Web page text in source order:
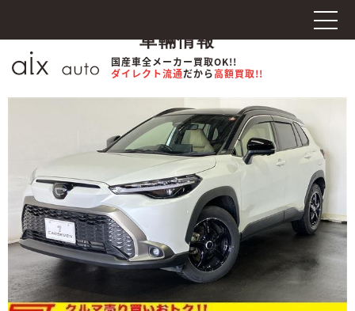
国産車全メーカー買取OK!!
ダイレクト流通だから高額買取!!
車輛情報